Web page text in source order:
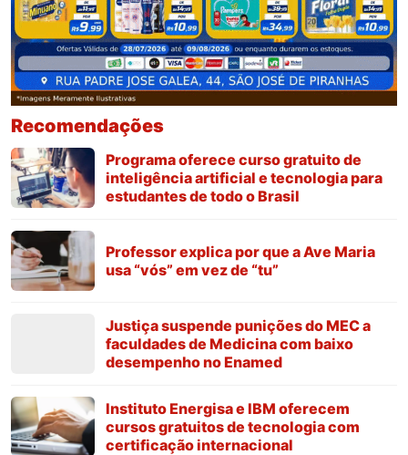
Recomendações
Programa oferece curso gratuito de
inteligência artificial e tecnologia para
estudantes de todo o Brasil
Professor explica por que a Ave Maria
usa “vós” em vez de “tu”
Justiça suspende punições do MEC a
faculdades de Medicina com baixo
desempenho no Enamed
Instituto Energisa e IBM oferecem
cursos gratuitos de tecnologia com
certificação internacional